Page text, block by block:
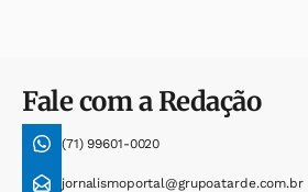
Fale com a Redação
(71) 99601-0020
jornalismoportal@grupoatarde.com.br